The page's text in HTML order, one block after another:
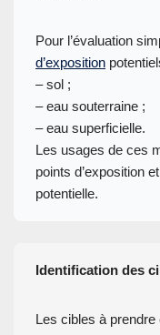
Pour l’évaluation
d’exposition
– sol ;
– eau souterraine ;
– eau superficielle.
Les usages de ces
points d’exposition
potentielle.
Identification des
Les cibles à